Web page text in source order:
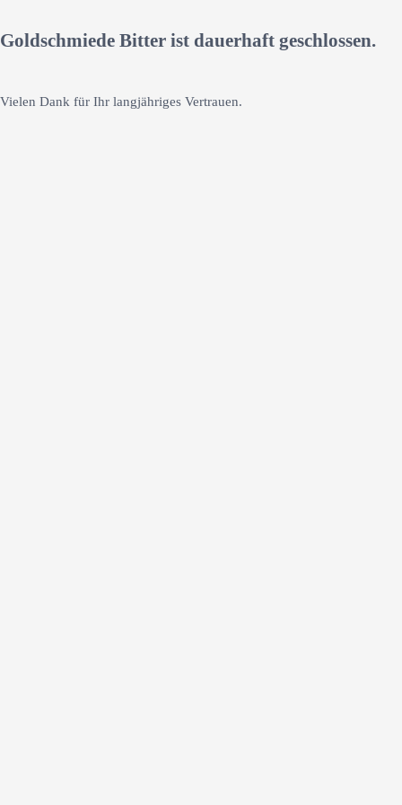
Goldschmiede Bitter ist dauerhaft geschlossen.
Vielen Dank für Ihr langjähriges Vertrauen.